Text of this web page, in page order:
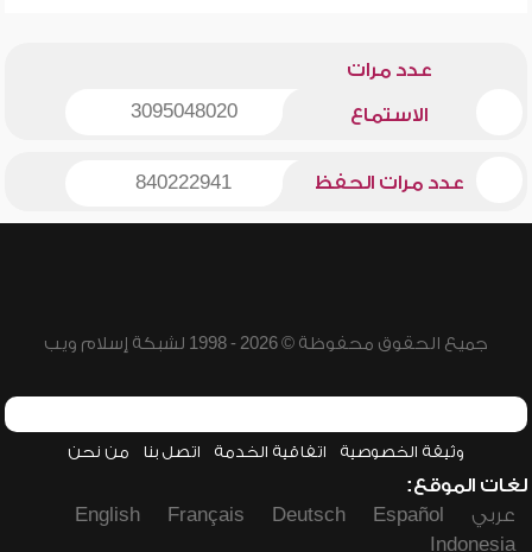
عدد مرات
الاستماع 3095048020
عدد مرات الحفظ 840222941
جميع الحقوق محفوظة © 2026 - 1998 لشبكة إسلام ويب
وثيقة الخصوصية اتفاقية الخدمة اتصل بنا من نحن
لغات الموقع:
عربي
Español
Deutsch
Français
English
Indonesia